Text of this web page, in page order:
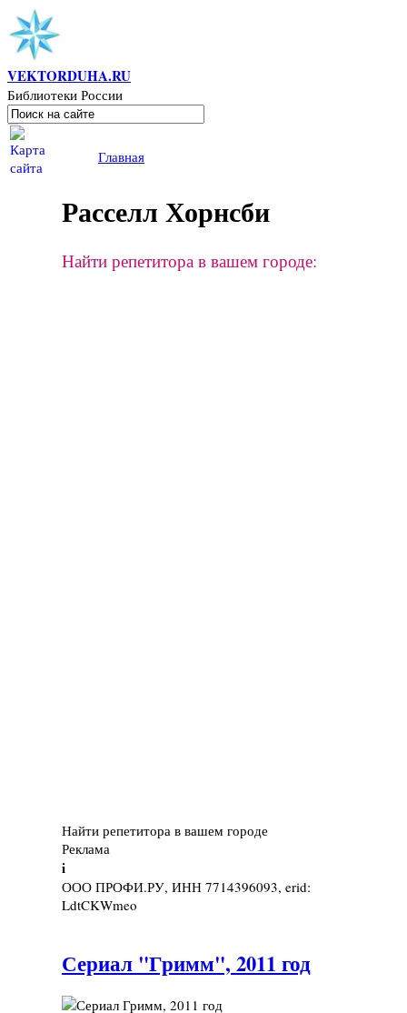
Перейти к основному содержанию
VEKTORDUHA.RU
Библиотеки России
Форма поиска
Поиск
Вы здесьГлавная
Расселл Хорнсби
Найти репетитора в вашем городе:
Найти репетитора в вашем городе
Реклама
i
ООО ПРОФИ.РУ, ИНН 7714396093, erid:
LdtCKWmeo
Сериал "Гримм", 2011 год